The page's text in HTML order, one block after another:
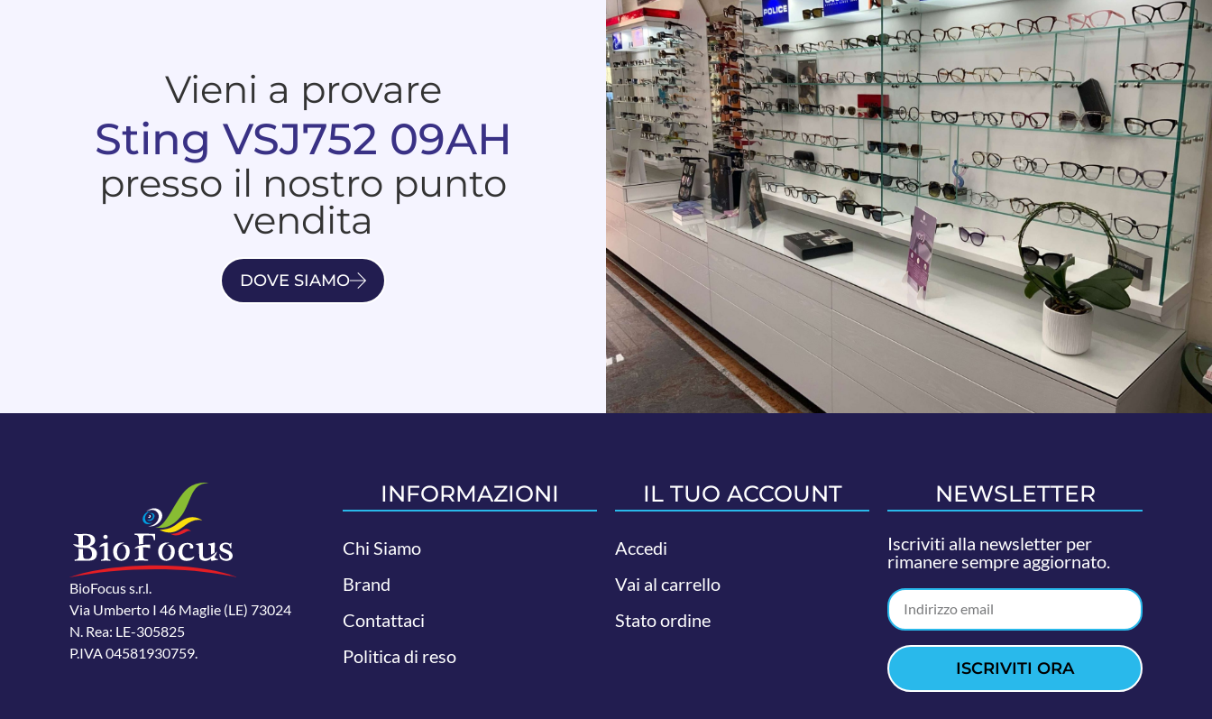
Vieni a provare
Sting VSJ752 09AH
presso il nostro punto
vendita
DOVE SIAMO
BioFocus s.r.l.
Via Umberto I 46 Maglie (LE) 73024
N. Rea: LE-305825
P.IVA 04581930759.
INFORMAZIONI
Chi Siamo
Brand
Contattaci
Politica di reso
IL TUO ACCOUNT
Accedi
Vai al carrello
Stato ordine
NEWSLETTER
Iscriviti alla newsletter per
rimanere sempre aggiornato.
ISCRIVITI ORA